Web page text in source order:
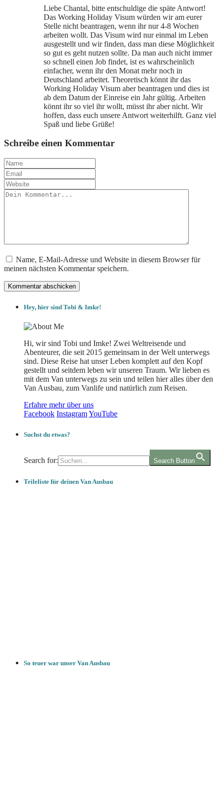
Liebe Chantal, bitte entschuldige die späte Antwort!
Das Working Holiday Visum würden wir am eurer
Stelle nicht beantragen, wenn ihr nur 4-8 Wochen
arbeiten wollt. Das Visum wird nur einmal im Leben
ausgestellt und wir finden, dass man diese Möglichkeit
so gut es geht nutzen sollte. Da man auch nicht immer
so schnell einen Job findet, ist es wahrscheinlich
einfacher, wenn ihr den Monat mehr noch in
Deutschland arbeitet. Theoretisch könnt ihr das
Working Holiday Visum aber beantragen und dies ist
ab dem Datum der Einreise ein Jahr gültig. Arbeiten
könnt ihr so viel ihr wollt, müsst ihr aber nicht. Wir
hoffen, dass euch unsere Antwort weiterhilft. Ganz viel
Spaß und liebe Grüße!
Schreibe einen Kommentar
Name, E-Mail-Adresse und Website in diesem Browser für
meinen nächsten Kommentar speichern.
Hey, hier sind Tobi & Imke!
Hi, wir sind Tobi und Imke! Zwei Weltreisende und
Abenteurer, die seit 2015 gemeinsam in der Welt unterwegs
sind. Diese Reise hat unser Leben komplett auf den Kopf
gestellt und seitdem leben wir unseren Traum. Wir lieben es
mit dem Van unterwegs zu sein und teilen hier alles über den
Van Ausbau, zum Vanlife und natürlich zum Reisen.
Erfahre mehr über uns
Facebook InstagramYouTube
Suchst du etwas?
Search for: Search Button
Teileliste für deinen Van Ausbau
So teuer war unser Van Ausbau